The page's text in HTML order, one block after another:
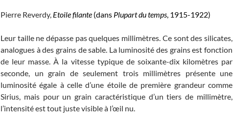
Pierre Reverdy, Etoile filante (dans Plupart du temps, 1915-1922)
Leur taille ne dépasse pas quelques millimètres. Ce sont des silicates,
analogues à des grains de sable. La luminosité des grains est fonction
de leur masse. À la vitesse typique de soixante-dix kilomètres par
seconde, un grain de seulement trois millimètres présente une
luminosité égale à celle d’une étoile de première grandeur comme
Sirius, mais pour un grain caractéristique d’un tiers de millimètre,
l’intensité est tout juste visible à l’œil nu.